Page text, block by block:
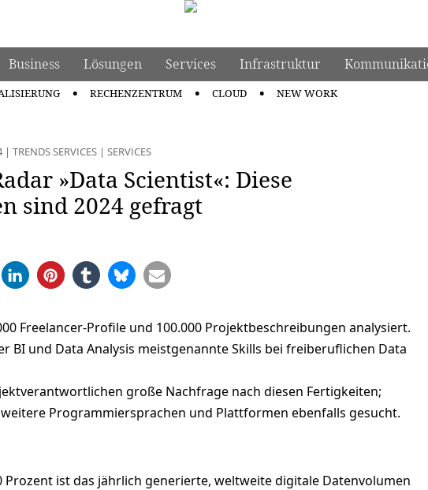
Business Lösungen Services Infrastruktur
RECHENZENTRUM CLOUD NEW WORK
| TRENDS SERVICES| SERVICES
»Data Scientist«: Diese
sind 2024 gefragt
Freelancer-Profile und 100.000 Projektbeschreibungen analysiert.
BI und Data Analysis meistgenannte Skills bei freiberuflichen Data
große Nachfrage nach diesen Fertigkeiten;
Programmiersprachen und Plattformen ebenfalls gesucht.
Prozent ist das jährlich generierte, weltweite digitale Datenvolumen